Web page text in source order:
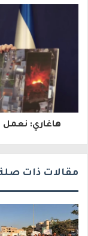
ن
هاغاري: نعمل
مقالات ذات